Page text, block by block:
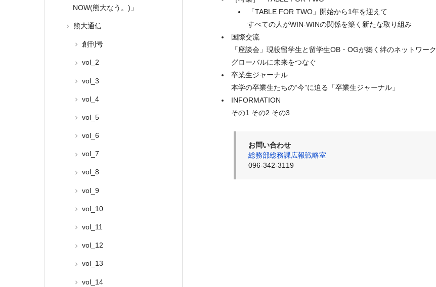
「TABLE FOR TWO」開始から1年を迎えて
すべての人がWIN-WINの関係を築く新たな取り組み
国際交流
「座談会」現役留学生と留学生OB・OGが築く絆のネットワーク
グローバルに未来をつなぐ
卒業生ジャーナル
本学の卒業生たちの“今”に迫る「卒業生ジャーナル」
INFORMATION
その1 その2 その3
お問い合わせ
総務部総務課広報戦略室
096-342-3119
NOW(熊大なう。)」
熊大通信
創刊号
vol_2
vol_3
vol_4
vol_5
vol_6
vol_7
vol_8
vol_9
vol_10
vol_11
vol_12
vol_13
vol_14